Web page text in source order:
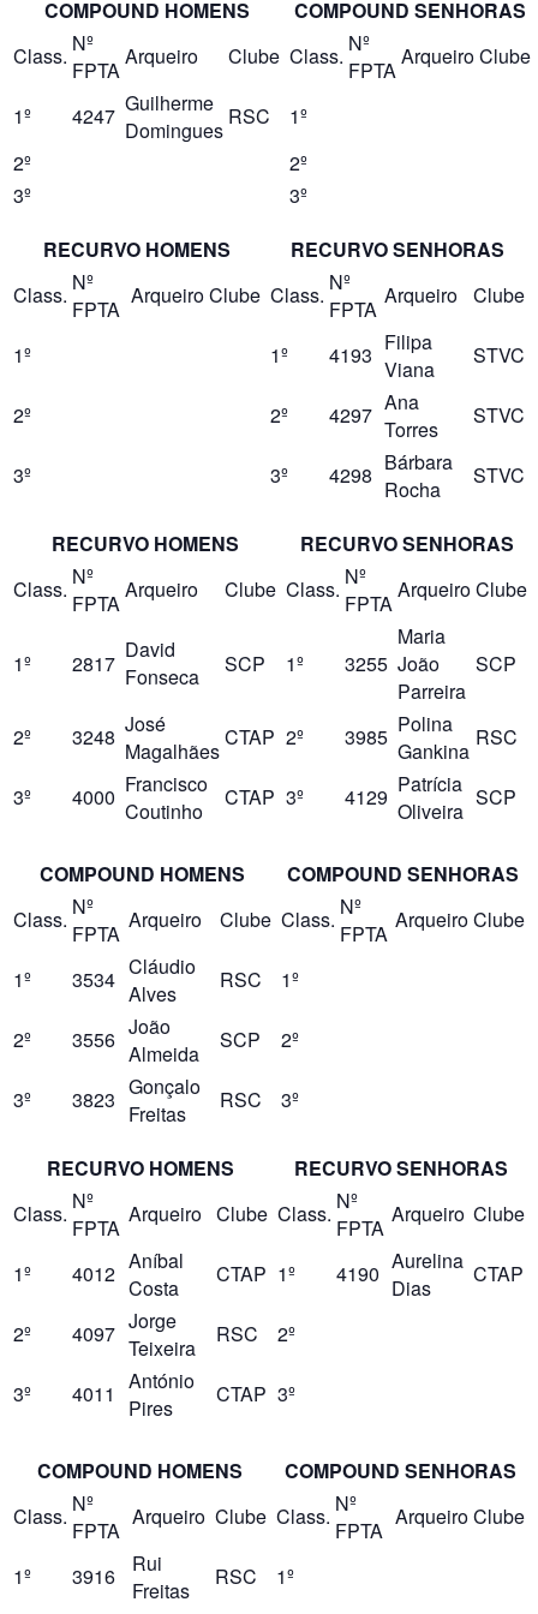
COMPOUND HOMENS
COMPOUND SENHORAS
Class. Nº
FPTA
Arqueiro Clube Class. Nº
FPTA
ArqueiroClube
1º 4247 Guilherme
Domingues
RSC
1º
2º
2º
3º
3º
RECURVO HOMENS
RECURVO SENHORAS
Class. Nº
FPTA
ArqueiroClube Class. Nº
FPTA
Arqueiro Clube
1º 1º 4193 Filipa
Viana
STVC
2º 2º 4297 Ana
Torres
STVC
3º 3º 4298 Bárbara
Rocha
STVC
RECURVO HOMENS
RECURVO SENHORAS
Class. Nº
FPTA
Arqueiro Clube Class. Nº
FPTA
ArqueiroClube
1º 2817
David
Fonseca
SCP 1º 3255
Maria
João
Parreira
SCP
2º 3248 José
Magalhães
CTAP 2º 3985 Polina
Gankina
RSC
3º 4000 Francisco
Coutinho
CTAP 3º 4129 Patrícia
Oliveira
SCP
COMPOUND HOMENS
COMPOUND SENHORAS
Class. Nº
FPTA
Arqueiro Clube Class. Nº
FPTA
ArqueiroClube
1º 3534 Cláudio
Alves
RSC 1º
2º 3556 João
Almeida
SCP 2º
3º 3823 Gonçalo
Freitas
RSC 3º
RECURVO HOMENS
RECURVO SENHORAS
Class. Nº
FPTA
Arqueiro Clube Class. Nº
FPTA
Arqueiro Clube
1º 4012 Aníbal
Costa
CTAP 1º 4190 Aurelina
Dias
CTAP
2º 4097 Jorge
Teixeira
RSC 2º
3º 4011
António
Pires
CTAP 3º
COMPOUND HOMENS
COMPOUND SENHORAS
Class. Nº
FPTA
Arqueiro Clube Class. Nº
FPTA
ArqueiroClube
1º 3916
Rui
Freitas
RSC
1º